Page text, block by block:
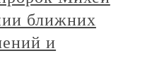
ближних
и